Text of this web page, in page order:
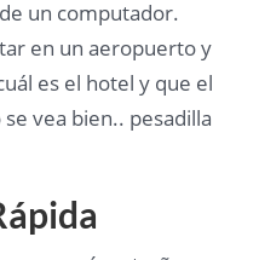
un computador.
en un aeropuerto y
es el hotel y que el
vea bien.. pesadilla